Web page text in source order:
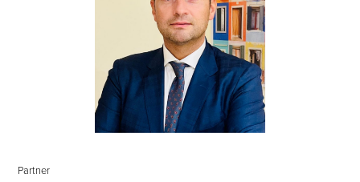
Partner